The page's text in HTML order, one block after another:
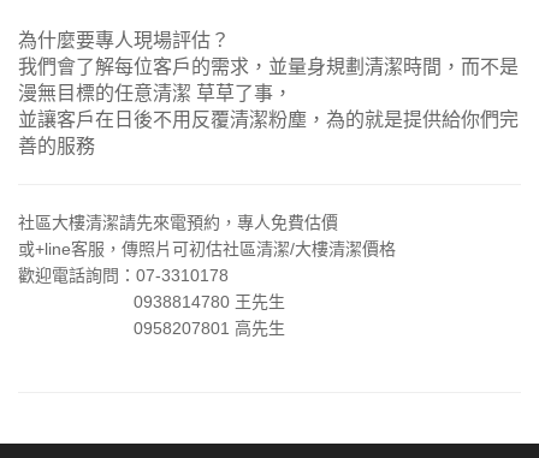
為什麼要專人現場評估？
我們會了解每位客戶的需求，並量身規劃清潔時間，而不是
漫無目標的任意清潔 草草了事，
並讓客戶在日後不用反覆清潔粉塵，為的就是提供給你們完
善的服務
社區大樓清潔請先來電預約，專人免費估價
或+line客服，傳照片可初估社區清潔/大樓清潔價格
歡迎電話詢問：07-3310178
0938814780 王先生
0958207801 高先生